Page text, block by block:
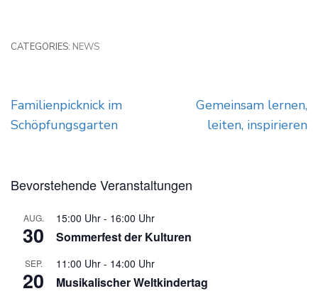
CATEGORIES: NEWS
Beitragsnavigation
Familienpicknick im
Schöpfungsgarten
Gemeinsam lernen,
leiten, inspirieren
Bevorstehende Veranstaltungen
AUG.
30
15:00 Uhr - 16:00 Uhr
Sommerfest der Kulturen
SEP.
20
11:00 Uhr - 14:00 Uhr
Musikalischer Weltkindertag